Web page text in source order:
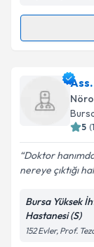
Metni
Uzm.
oluşturun.
takvim
Metni
5 (1
Doktor
nereye çıktığı
Bursa Yüksek
Hastanesi (S)
152 Evler, Prof.